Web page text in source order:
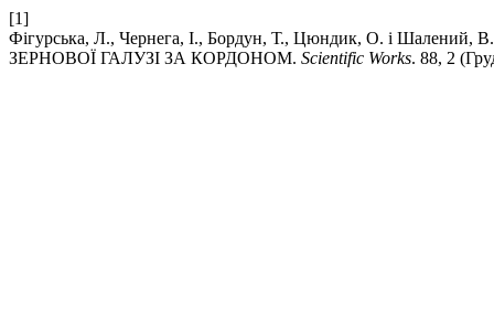
[1]
Фігурська, Л., Чернега, І., Бордун, Т., Цюндик, О. і
ЗЕРНОВОЇ ГАЛУЗІ ЗА КОРДОНОМ. Scientific Works. 88, 2